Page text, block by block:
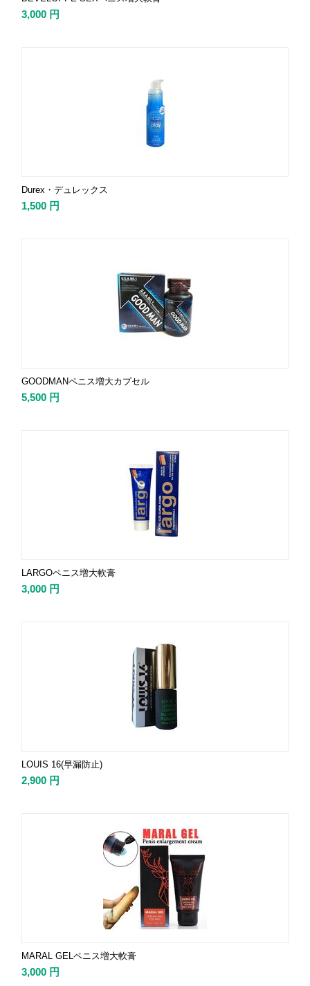
3,000 円
Durex・デュレックス
1,500 円
GOODMANペニス増大カプセル
5,500 円
LARGOペニス増大軟膏
3,000 円
LOUIS 16(早漏防止)
2,900 円
MARAL GELペニス増大軟膏
3,000 円